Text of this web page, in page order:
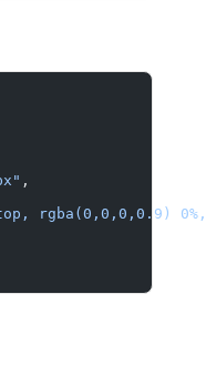
,
rgba(0,0,0,0.9)